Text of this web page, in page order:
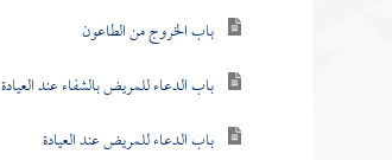
باب الخروج من الطاعون
باب الدعاء للمريض بالشفاء عند العيادة
باب الدعاء للمريض عند العيادة